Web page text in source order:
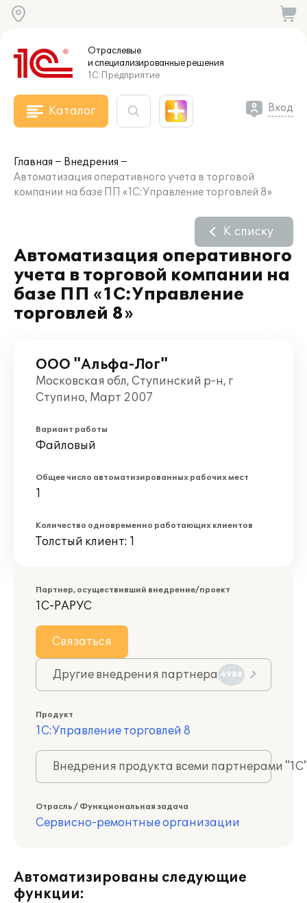
Отраслевые
и специализированныерешения
1С:Предприятие
Каталог Вход
Главная
Внедрения
Автоматизация оперативного учета в торговой
компании на базе ПП «1С:Управление торговлей 8»
Автоматизация оперативного
учета в торговой компании на
базе ПП «1С:Управление
торговлей 8»
К списку
ООО "Альфа-Лог"
Московская обл, Ступинский р-н, г
Ступино, Март 2007
Вариант работы
Файловый
Общее число автоматизированных рабочих мест
1
Количество одновременно работающих клиентов
Толстый клиент: 1
Партнер, осуществивший внедрение/проект
1С-РАРУС
Связаться
Другие внедрения партнера 4988
Продукт
1С:Управление торговлей 8
Внедрения продукта всеми партнерами
Отрасль / Функциональная задача
Сервисно-ремонтные организации
Автоматизированы следующие
функции: